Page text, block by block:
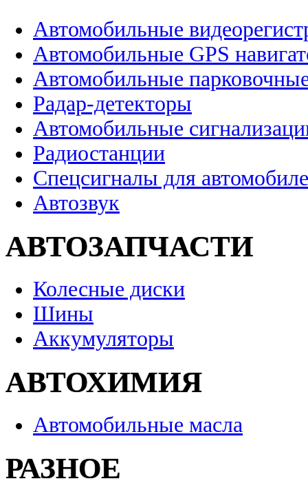
Автомобильные
Автомобильные GPS
Автомобильные
Радар-детекторы
Автомобильные
Радиостанции
Спецсигналы для
Автозвук
АВТОЗАПЧАСТИ
Колесные диски
Шины
Аккумуляторы
АВТОХИМИЯ
Автомобильные масла
РАЗНОЕ